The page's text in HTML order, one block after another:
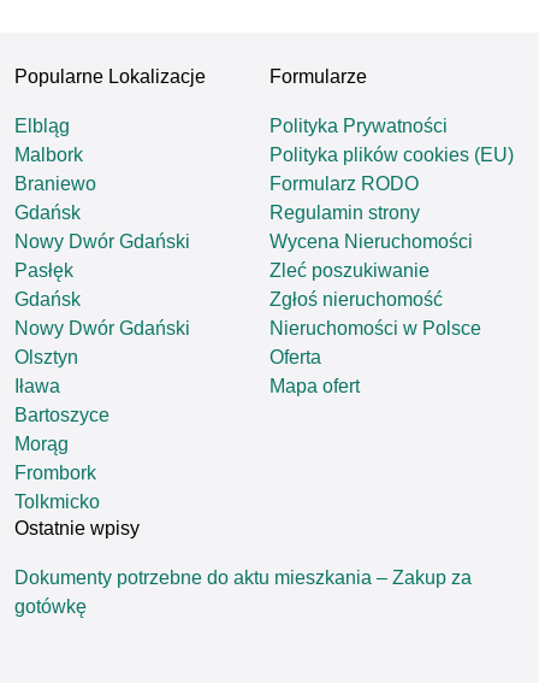
Popularne Lokalizacje
Elbląg
Malbork
Braniewo
Gdańsk
Nowy Dwór Gdański
Pasłęk
Gdańsk
Nowy Dwór Gdański
Olsztyn
Iława
Bartoszyce
Morąg
Frombork
Tolkmicko
Formularze
Polityka Prywatności
Polityka plików cookies (EU)
Formularz RODO
Regulamin strony
Wycena Nieruchomości
Zleć poszukiwanie
Zgłoś nieruchomość
Nieruchomości w Polsce
Oferta
Mapa ofert
Ostatnie wpisy
Dokumenty potrzebne do aktu mieszkania – Zakup za
gotówkę